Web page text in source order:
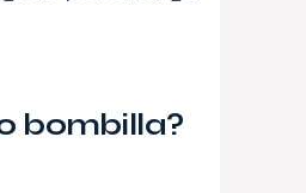
bombilla?